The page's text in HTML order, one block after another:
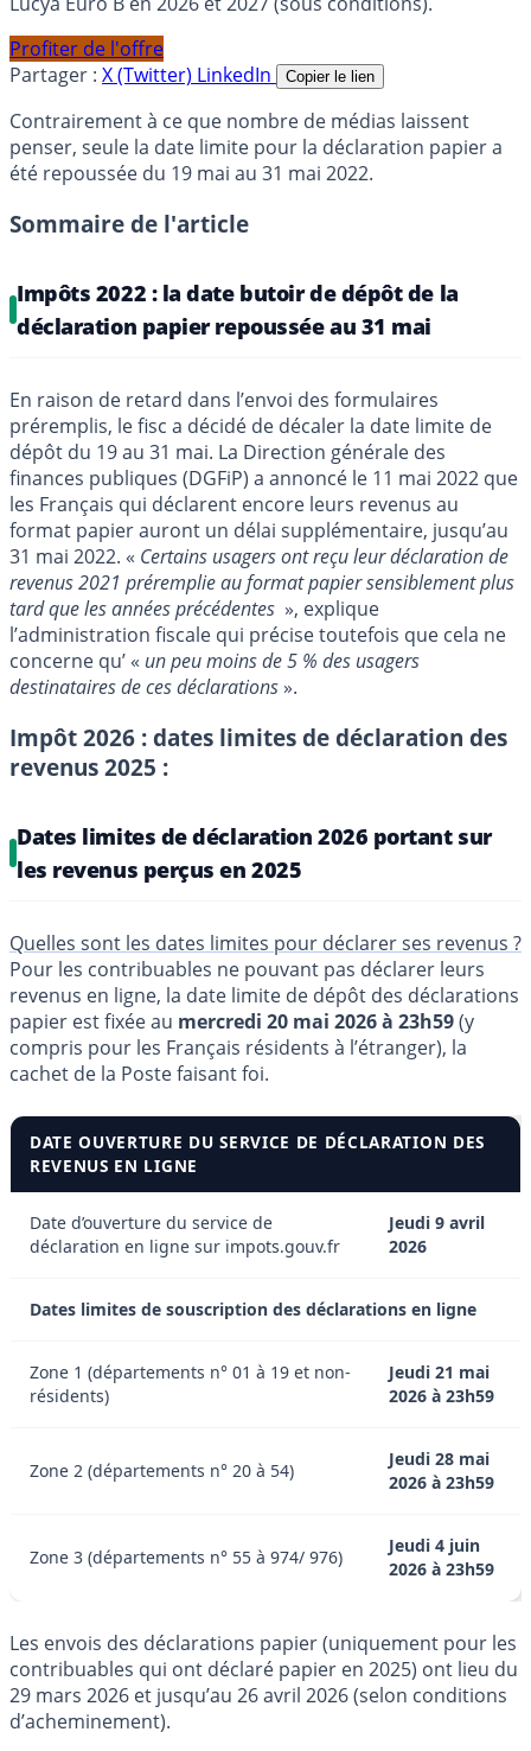
Profiter de l'offre
Partager : X (Twitter) LinkedIn Copier le lien
Contrairement à ce que nombre de médias laissent
penser, seule la date limite pour la déclaration papier a
été repoussée du 19 mai au 31 mai 2022.
Sommaire de l'article
Impôts 2022 : la date butoir de dépôt de la
déclaration papier repoussée au 31 mai
En raison de retard dans l’envoi des formulaires
préremplis, le fisc a décidé de décaler la date limite de
dépôt du 19 au 31 mai. La Direction générale des
finances publiques (DGFiP) a annoncé le 11 mai 2022 que
les Français qui déclarent encore leurs revenus au
format papier auront un délai supplémentaire, jusqu’au
31 mai 2022. « Certains usagers ont reçu leur déclaration de
revenus 2021 préremplie au format papier sensiblement plus
tard que les années précédentes », explique
l’administration fiscale qui précise toutefois que cela ne
concerne qu’ « un peu moins de 5 % des usagers
destinataires de ces déclarations».
Impôt 2026 : dates limites de déclaration des
revenus 2025 :
Dates limites de déclaration 2026 portant sur
les revenus perçus en 2025
Quelles sont les dates limites pour déclarer ses revenus ?
Pour les contribuables ne pouvant pas déclarer leurs
revenus en ligne, la date limite de dépôt des déclarations
papier est fixée au mercredi 20 mai 2026 à 23h59(y
compris pour les Français résidents à l’étranger), la
cachet de la Poste faisant foi.
DATE OUVERTURE DU SERVICE DE DÉCLARATION DES
REVENUS EN LIGNE
Date d’ouverture du service de
déclaration en ligne sur impots.gouv.fr
Jeudi 9 avril
2026
Dates limites de souscription des déclarations en ligne
Zone 1 (départements n° 01 à 19 et non-
résidents)
Jeudi 21 mai
2026 à 23h59
Zone 2 (départements n° 20 à 54)
Jeudi 28 mai
2026 à 23h59
Zone 3 (départements n° 55 à 974/ 976)
Jeudi 4 juin
2026 à 23h59
Les envois des déclarations papier (uniquement pour les
contribuables qui ont déclaré papier en 2025) ont lieu du
29 mars 2026 et jusqu’au 26 avril 2026 (selon conditions
d’acheminement).